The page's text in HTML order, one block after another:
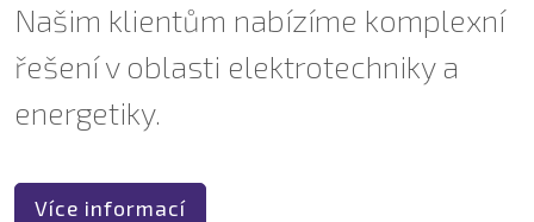
Našim klientům nabízíme komplexní
řešení v oblasti elektrotechniky a
energetiky.
Více informací